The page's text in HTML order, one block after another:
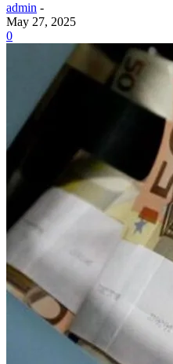
admin -
May 27, 2025
0